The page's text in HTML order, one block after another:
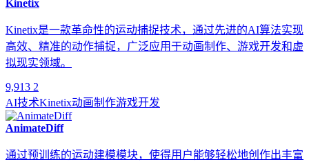
Kinetix
Kinetix是一款革命性的运动捕捉技术，通过先进的AI算法实现
高效、精准的动作捕捉，广泛应用于动画制作、游戏开发和虚
拟现实领域。
9,913 2
AI技术Kinetix动画制作游戏开发
AnimateDiff
通过预训练的运动建模模块，使得用户能够轻松地创作出丰富